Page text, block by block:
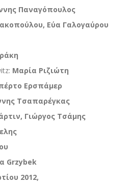
Παναγόπουλος
Εύα Γαλογαύρου
Μαρία Ριζιώτη
Ερσπάμερ
Τσαπαρέγκας
Γιώργος Τσάμης
Grzybek
2012,